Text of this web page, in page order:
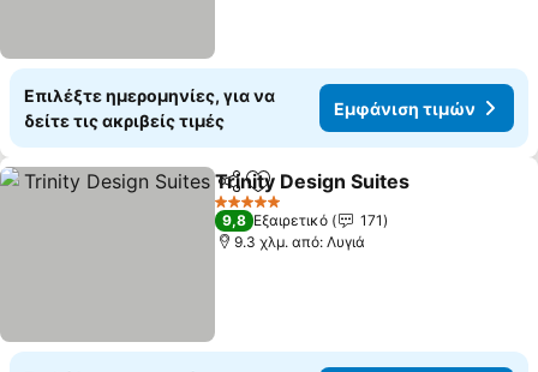
Επιλέξτε ημερομηνίες, για να
δείτε τις ακριβείς τιμές
Εμφάνιση τιμών
Κοινοποίηση
Προσθήκη στα αγαπημένα
Trinity Design Suites
5 Αστέρια
9,8 Εξαιρετικό
171
9.3 χλμ. από: Λυγιά